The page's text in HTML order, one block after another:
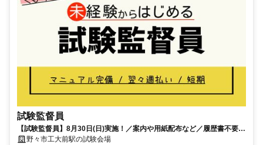
試験監督員
【試験監督員】8月30日(日)実施！／案内や用紙配布など／履歴書不要＆
未経験OK／扶養内可
野々市工大前駅の試験会場